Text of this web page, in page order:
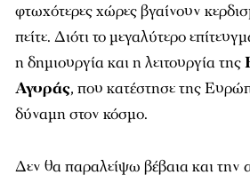
φτωχότερες χώρες βγαίνουν
πείτε. Διότι το μεγαλύτερο
η δημιουργία και η λειτουργία της
Αγοράς, που κατέστησε της
δύναμη στον κόσμο.
Δεν θα παραλείψω βέβαια και την